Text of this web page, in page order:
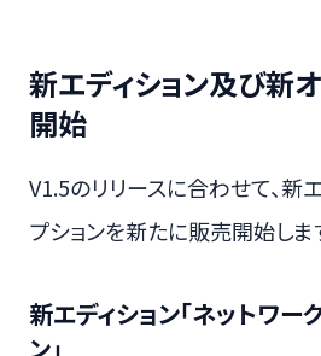
新エディション及び新
開始
V1.5のリリースに合わせて、新
プションを新たに販売開始しま
新エディション「ネットワー
ン」